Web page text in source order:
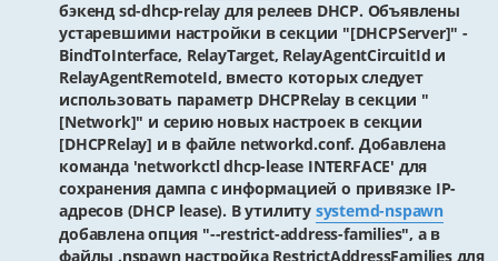
бэкенд sd-dhcp-relay для релеев DHCP. Объявлены
устаревшими настройки в секции "[DHCPServer]" -
BindToInterface, RelayTarget, RelayAgentCircuitId и
RelayAgentRemoteId, вместо которых следует
использовать параметр DHCPRelay в секции "
[Network]" и серию новых настроек в секции
[DHCPRelay] и в файле networkd.conf. Добавлена
команда 'networkctl dhcp-lease INTERFACE' для
сохранения дампа c информацией о привязке IP-
адресов (DHCP lease). В утилиту systemd-nspawn
добавлена опция "--restrict-address-families", а в
файлы .nspawn настройка RestrictAddressFamilies для